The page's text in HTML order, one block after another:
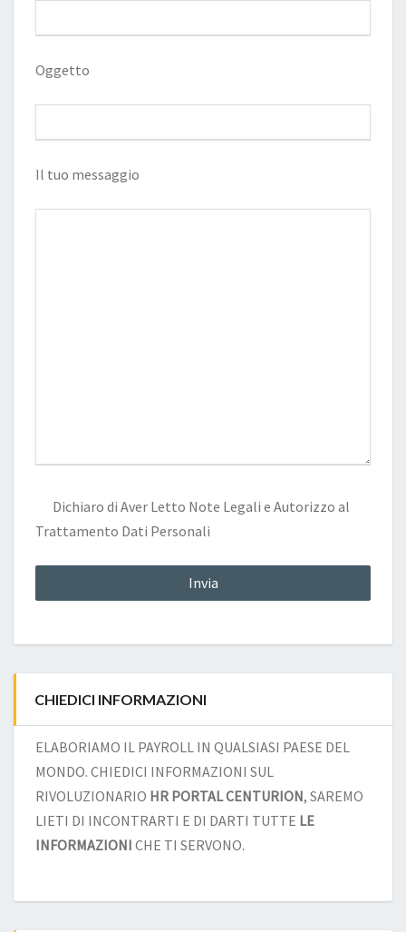
Oggetto
Il tuo messaggio
Dichiaro di Aver Letto Note Legali e Autorizzo al
Trattamento Dati Personali
CHIEDICI INFORMAZIONI
ELABORIAMO IL PAYROLL IN QUALSIASI PAESE DEL
MONDO. CHIEDICI INFORMAZIONI SUL
RIVOLUZIONARIO HR PORTAL CENTURION, SAREMO
LIETI DI INCONTRARTI E DI DARTI TUTTE LE
INFORMAZIONI CHE TI SERVONO.